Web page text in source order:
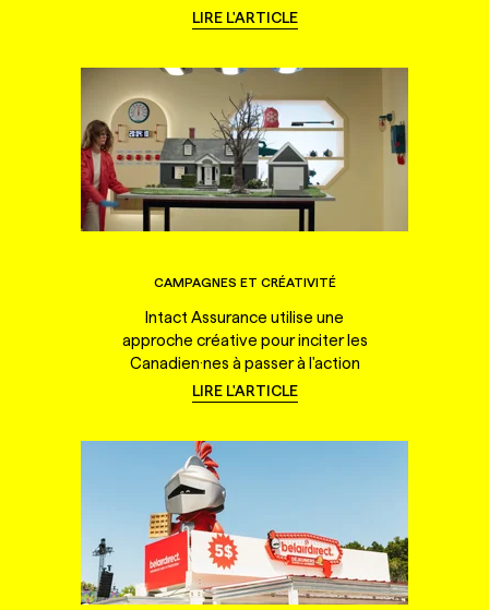
LIRE L'ARTICLE
CAMPAGNES ET CRÉATIVITÉ
Intact Assurance utilise une
approche créative pour inciter les
Canadien·nes à passer à l'action
LIRE L'ARTICLE